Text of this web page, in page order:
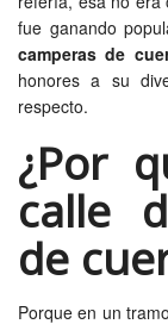
fue ganando
camperas de
honores a su
respecto.
¿Por
calle
de
Porque en un